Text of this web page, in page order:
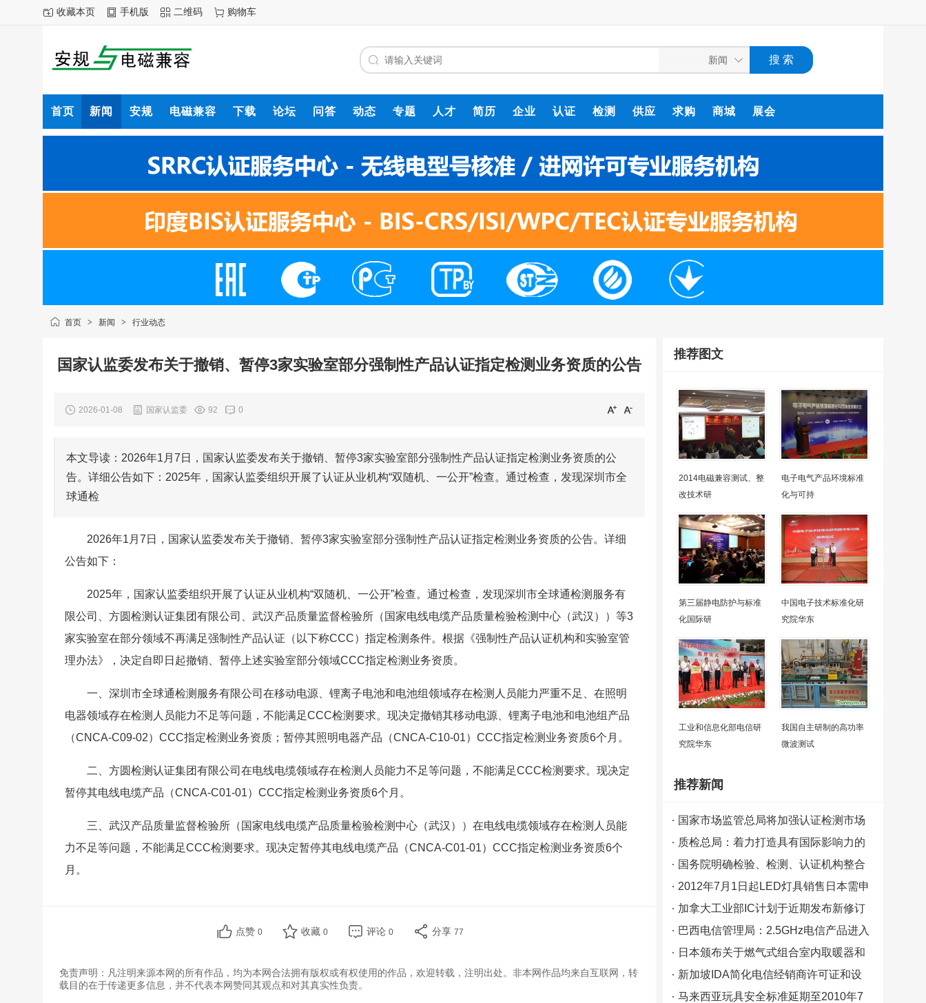
收藏本页 手机版 二维码 购物车
首页 新闻 安规 电磁兼容 下载 论坛 问答 动态 专题 人才 简历 企业 认证 检测 供应 求购 商城 展会
首页 > 新闻 > 行业动态
国家认监委发布关于撤销、暂停3家实验室部分强制性产品认证指定检测业务资质的公告
2026-01-08 国家认监委 92 0
本文导读：2026年1月7日，国家认监委发布关于撤销、暂停3家实验室部分强制性产品认证指定检测业务资质的公
告。详细公告如下：2025年，国家认监委组织开展了认证从业机构“双随机、一公开”检查。通过检查，发现深圳市全
球通检
2026年1月7日，国家认监委发布关于撤销、暂停3家实验室部分强制性产品认证指定检测业务资质的公告。详细
公告如下：
2025年，国家认监委组织开展了认证从业机构“双随机、一公开”检查。通过检查，发现深圳市全球通检测服务有
限公司、方圆检测认证集团有限公司、武汉产品质量监督检验所（国家电线电缆产品质量检验检测中心（武汉））等3
家实验室在部分领域不再满足强制性产品认证（以下称CCC）指定检测条件。根据《强制性产品认证机构和实验室管
理办法》，决定自即日起撤销、暂停上述实验室部分领域CCC指定检测业务资质。
一、深圳市全球通检测服务有限公司在移动电源、锂离子电池和电池组领域存在检测人员能力严重不足、在照明
电器领域存在检测人员能力不足等问题，不能满足CCC检测要求。现决定撤销其移动电源、锂离子电池和电池组产品
（CNCA-C09-02）CCC指定检测业务资质；暂停其照明电器产品（CNCA-C10-01）CCC指定检测业务资质6个月。
二、方圆检测认证集团有限公司在电线电缆领域存在检测人员能力不足等问题，不能满足CCC检测要求。现决定
暂停其电线电缆产品（CNCA-C01-01）CCC指定检测业务资质6个月。
三、武汉产品质量监督检验所（国家电线电缆产品质量检验检测中心（武汉））在电线电缆领域存在检测人员能
力不足等问题，不能满足CCC检测要求。现决定暂停其电线电缆产品（CNCA-C01-01）CCC指定检测业务资质6个
月。
点赞 0 收藏 0 评论 0 分享 77
免责声明：凡注明来源本网的所有作品，均为本网合法拥有版权或有权使用的作品，欢迎转载，注明出处。非本网作品均来自互联网，转
载目的在于传递更多信息，并不代表本网赞同其观点和对其真实性负责。
推荐图文
2014电磁兼容测试、整
改技术研
电子电气产品环境标准
化与可持
第三届静电防护与标准
化国际研
中国电子技术标准化研
究院华东
工业和信息化部电信研
究院华东
我国自主研制的高功率
微波测试
推荐新闻
国家市场监管总局将加强认证检测市场
监管力度
质检总局：着力打造具有国际影响力的
中国检验检测认证品牌
国务院明确检验、检测、认证机构整合
2015年完成
2012年7月1日起LED灯具销售日本需申
请圆形PSE认证
加拿大工业部IC计划于近期发布新修订
的RSS法规
巴西电信管理局：2.5GHz电信产品进入
巴西市场需有ANATEL认证
日本颁布关于燃气式组合室内取暖器和
热水器的规定
新加坡IDA简化电信经销商许可证和设
备注册框架
马来西亚玩具安全标准延期至2010年7